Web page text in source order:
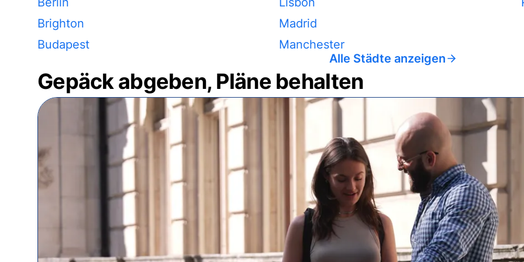
Brighton
Budapest
Madrid
Manchester
Alle Städte anzeigen
Gepäck abgeben, Pläne behalten